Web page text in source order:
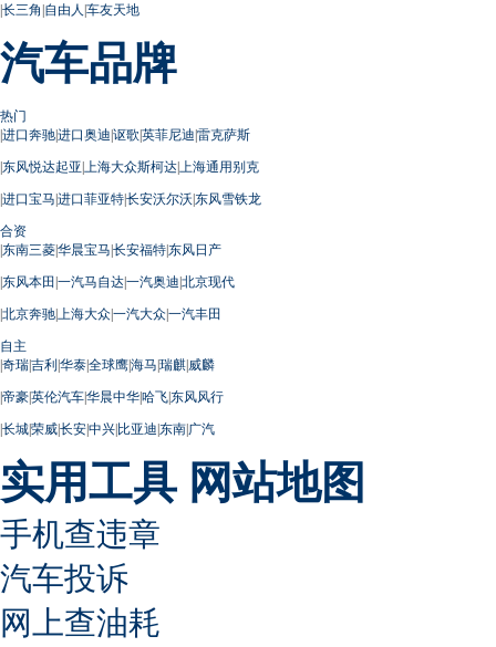
|长三角 |自由人 |车友天地
汽车品牌
热门
|进口奔驰|进口奥迪|讴歌|英菲尼迪|雷克萨斯
|东风悦达起亚| 上海大众斯柯达| 上海通用别克
|进口宝马|进口菲亚特|长安沃尔沃|东风雪铁龙
合资
|东南三菱|华晨宝马|长安福特|东风日产
|东风本田 |一汽马自达|一汽奥迪|北京现代
|北京奔驰| 上海大众|一汽大众|一汽丰田
自主
|奇瑞|吉利|华泰|全球鹰|海马|瑞麒|威麟
|帝豪|英伦汽车|华晨中华|哈飞|东风风行
|长城|荣威|长安|中兴|比亚迪|东南|广汽
实用工具 网站地图
手机查违章
汽车投诉
网上查油耗